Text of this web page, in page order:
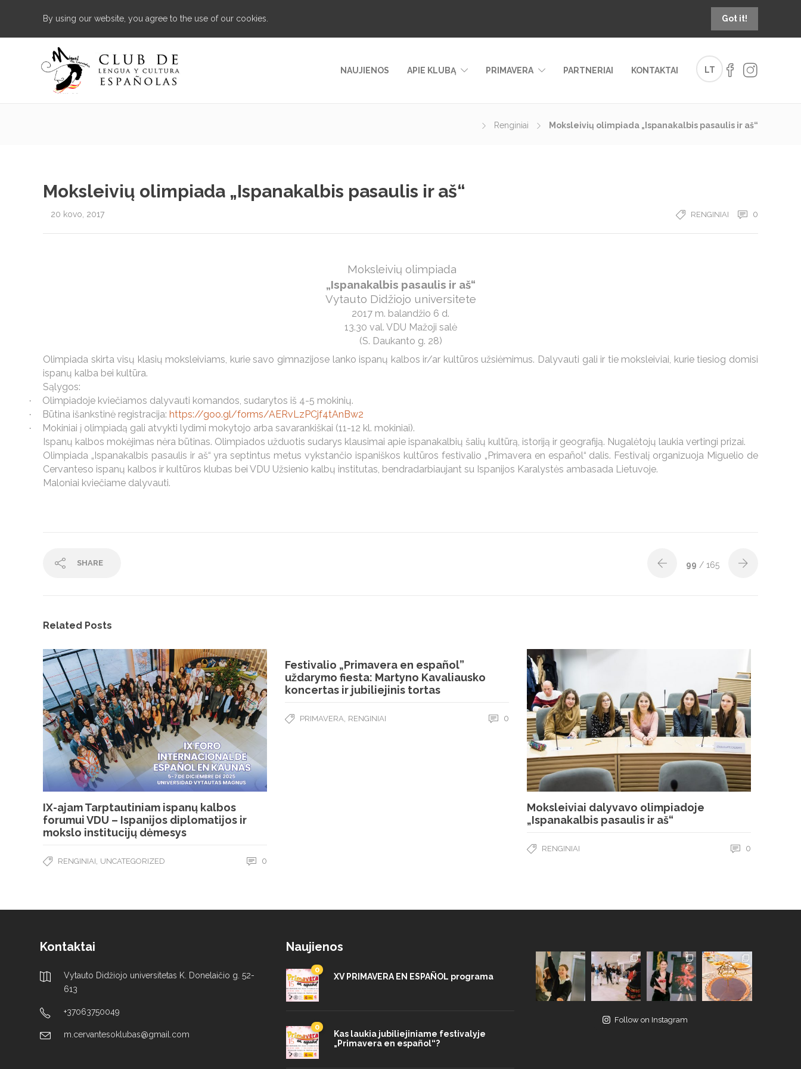
By using our website, you agree to the use of our cookies. Got it!
NAUJIENOS APIE KLUBĄ PRIMAVERA PARTNERIAI KONTAKTAI LT
Renginiai Moksleivių olimpiada „Ispanakalbis pasaulis ir aš“
Moksleivių olimpiada „Ispanakalbis pasaulis ir aš“
20 kovo, 2017 RENGINIAI 0
Moksleivių olimpiada
„Ispanakalbis pasaulis ir aš“
Vytauto Didžiojo universitete
2017 m. balandžio 6 d.
13.30 val. VDU Mažoji salė
(S. Daukanto g. 28)
Olimpiada skirta visų klasių moksleiviams, kurie savo gimnazijose lanko ispanų kalbos ir/ar kultūros užsiėmimus. Dalyvauti gali ir tie moksleiviai, kurie tiesiog domisi
ispanų kalba bei kultūra.
Sąlygos:
· Olimpiadoje kviečiamos dalyvauti komandos, sudarytos iš 4-5 mokinių.
· Būtina išankstinė registracija: https://goo.gl/forms/AERvLzPCjf4tAnBw2
·
Mokiniai į olimpiadą gali atvykti lydimi mokytojo arba savarankiškai (11-12 kl. mokiniai).
Ispanų kalbos mokėjimas nėra būtinas. Olimpiados užduotis sudarys klausimai apie ispanakalbių šalių kultūrą, istoriją ir geografiją. Nugalėtojų laukia vertingi prizai.
Olimpiada „Ispanakalbis pasaulis ir aš“ yra septintus metus vykstančio ispaniškos kultūros festivalio „Primavera en español“ dalis. Festivalį organizuoja Miguelio de
Cervanteso ispanų kalbos ir kultūros klubas bei VDU Užsienio kalbų institutas, bendradarbiaujant su Ispanijos Karalystės ambasada Lietuvoje.
Maloniai kviečiame dalyvauti.
SHARE 99 / 165
Related Posts
IX-ajam Tarptautiniam ispanų kalbos
forumui VDU – Ispanijos diplomatijos ir
mokslo institucijų dėmesys
RENGINIAI, UNCATEGORIZED 0
Festivalio „Primavera en español”
uždarymo fiesta: Martyno Kavaliausko
koncertas ir jubiliejinis tortas
PRIMAVERA RENGINIAI 0
Moksleiviai dalyvavo olimpiadoje
„Ispanakalbis pasaulis ir aš“
RENGINIAI 0
Kontaktai
Vytauto Didžiojo universitetas K. Donelaičio g. 52-
613
+37063750049
m.cervantesoklubas@gmail.com
Naujienos
0
XV PRIMAVERA EN ESPAÑOL programa
0
Kas laukia jubiliejiniame festivalyje
„Primavera en español“?
Follow on Instagram